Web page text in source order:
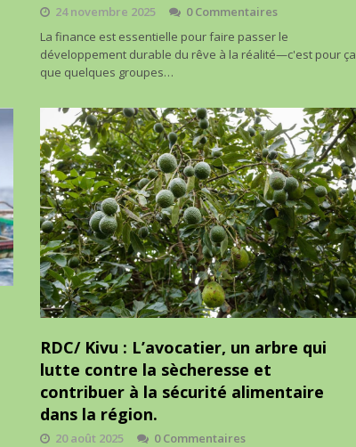
24 novembre 2025
0 Commentaires
La finance est essentielle pour faire passer le
développement durable du rêve à la réalité—c'est pour ça
que quelques groupes…
RDC/ Kivu : L’avocatier, un arbre qui
lutte contre la sècheresse et
contribuer à la sécurité alimentaire
dans la région.
20 août 2025
0 Commentaires